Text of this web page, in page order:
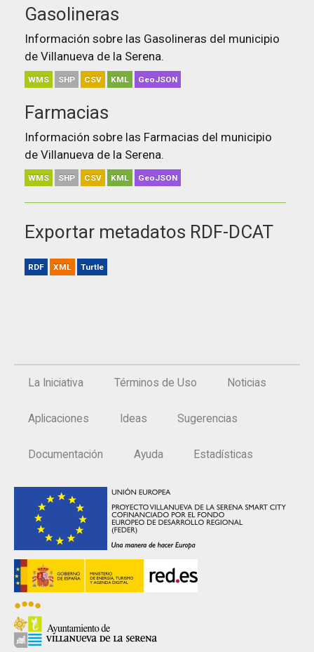
Gasolineras
Información sobre las Gasolineras del municipio
de Villanueva de la Serena.
WMS SHP CSV KML GeoJSON
Farmacias
Información sobre las Farmacias del municipio
de Villanueva de la Serena.
WMS SHP CSV KML GeoJSON
Exportar metadatos RDF-DCAT
RDF XML Turtle
La Iniciativa Términos de Uso Noticias
Aplicaciones Ideas Sugerencias
Documentación Ayuda Estadísticas